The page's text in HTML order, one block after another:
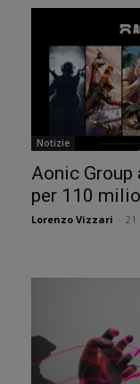
Notizie
Aonic Group
per 110
Lorenzo Vizzari 21